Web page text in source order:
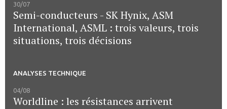
30/07
Semi-conducteurs - SK Hynix, ASM
International, ASML : trois valeurs, trois
situations, trois décisions
ANALYSES TECHNIQUE
04/08
Worldline : les résistances arrivent